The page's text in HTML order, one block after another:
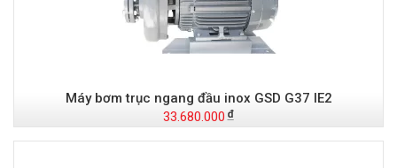
Máy bơm trục ngang đầu inox GSD G37 IE2
33.680.000